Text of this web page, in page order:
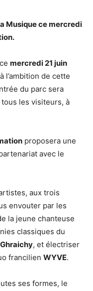
Musique ce mercredi
mercredi 21 juin
l’ambition de cette
du parc sera
les visiteurs, à
proposera une
avec le
aux trois
envouter par les
la jeune chanteuse
classiques du
, et électriser
francilien WYVE.
ses formes, le